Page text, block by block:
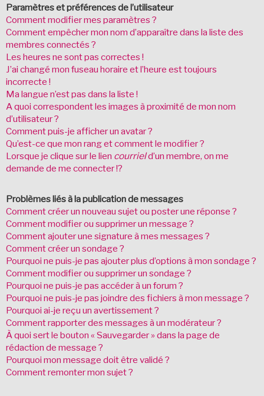
Paramètres et préférences de l’utilisateur
Comment modifier mes paramètres ?
Comment empêcher mon nom d’apparaître dans la liste des
membres connectés ?
Les heures ne sont pas correctes !
J’ai changé mon fuseau horaire et l’heure est toujours
incorrecte !
Ma langue n’est pas dans la liste !
A quoi correspondent les images à proximité de mon nom
d’utilisateur ?
Comment puis-je afficher un avatar ?
Qu’est-ce que mon rang et comment le modifier ?
Lorsque je clique sur le lien courrield’un membre, on me
demande de me connecter !?
Problèmes liés à la publication de messages
Comment créer un nouveau sujet ou poster une réponse ?
Comment modifier ou supprimer un message ?
Comment ajouter une signature à mes messages ?
Comment créer un sondage ?
Pourquoi ne puis-je pas ajouter plus d’options à mon sondage ?
Comment modifier ou supprimer un sondage ?
Pourquoi ne puis-je pas accéder à un forum ?
Pourquoi ne puis-je pas joindre des fichiers à mon message ?
Pourquoi ai-je reçu un avertissement ?
Comment rapporter des messages à un modérateur ?
À quoi sert le bouton « Sauvegarder » dans la page de
rédaction de message ?
Pourquoi mon message doit être validé ?
Comment remonter mon sujet ?